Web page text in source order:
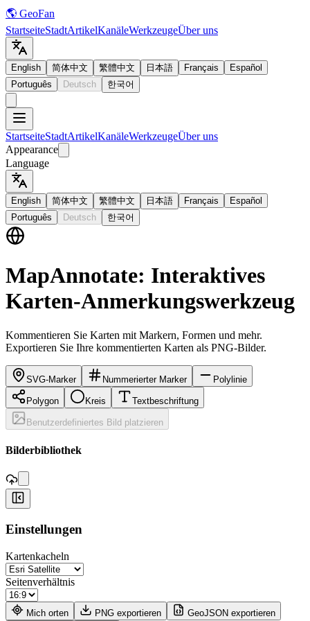
🌎 GeoFan
StartseiteStadtArtikelKanäleWerkzeugeÜber uns
English 简体中文 繁體中文 日本語 Français
Español
Português
Deutsch 한국어
StartseiteStadtArtikelKanäleWerkzeugeÜber uns
Appearance
Language
English 简体中文 繁體中文 日本語 Français
Español
Português
Deutsch 한국어
MapAnnotate: Interaktives
Karten-Anmerkungswerkzeug
Kommentieren Sie Karten mit Markern, Formen und mehr.
Exportieren Sie Ihre kommentierten Karten als PNG-Bilder.
SVG-Marker Nummerierter Marker Polylinie
Polygon Kreis Textbeschriftung
Benutzerdefiniertes Bild platzieren
Bilderbibliothek
+
−
Einstellungen
Kartenkacheln
Seitenverhältnis
Mich orten PNG exportieren GeoJSON exportieren